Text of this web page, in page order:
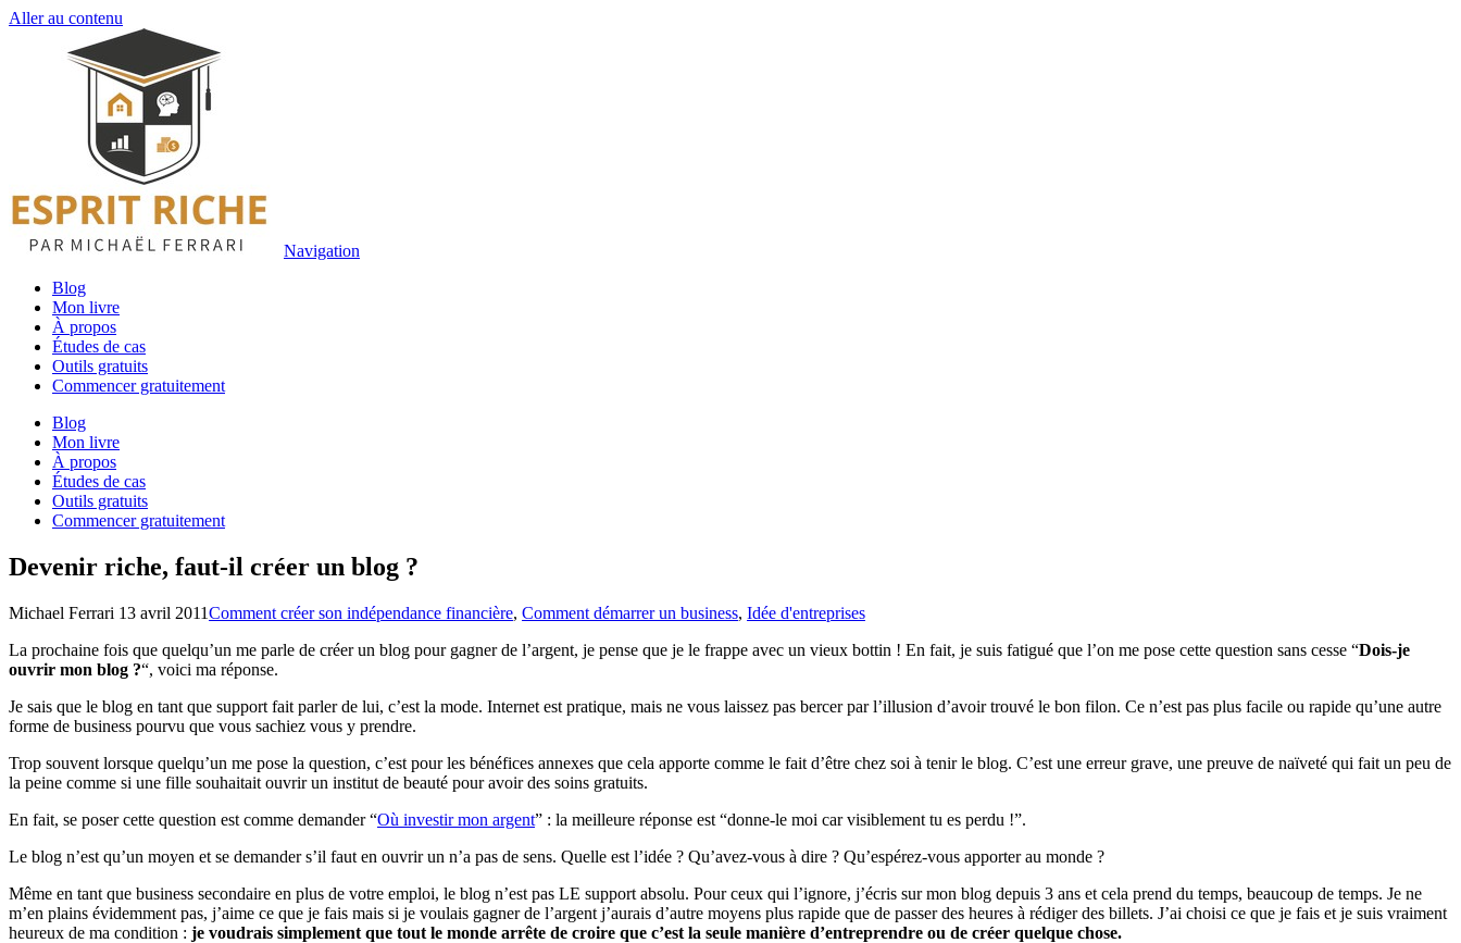
Aller au contenu
Navigation
Blog
Mon livre
À propos
Études de cas
Outils gratuits
Commencer gratuitement
Blog
Mon livre
À propos
Études de cas
Outils gratuits
Commencer gratuitement
Devenir riche, faut-il créer un blog ?
Michael Ferrari 13 avril 2011Comment créer son indépendance financière, Comment démarrer un business, Idée d'entreprises
La prochaine fois que quelqu’un me parle de créer un blog pour gagner de l’argent, je pense que je le frappe avec un vieux bottin ! En fait, je suis fatigué que l’on me pose cette question sans cesse “Dois-je
ouvrir mon blog ?“, voici ma réponse.
Je sais que le blog en tant que support fait parler de lui, c’est la mode. Internet est pratique, mais ne vous laissez pas bercer par l’illusion d’avoir trouvé le bon filon. Ce n’est pas plus facile ou rapide qu’une autre
forme de business pourvu que vous sachiez vous y prendre.
Trop souvent lorsque quelqu’un me pose la question, c’est pour les bénéfices annexes que cela apporte comme le fait d’être chez soi à tenir le blog. C’est une erreur grave, une preuve de naïveté qui fait un peu de
la peine comme si une fille souhaitait ouvrir un institut de beauté pour avoir des soins gratuits.
En fait, se poser cette question est comme demander “Où investir mon argent” : la meilleure réponse est “donne-le moi car visiblement tu es perdu !”.
Le blog n’est qu’un moyen et se demander s’il faut en ouvrir un n’a pas de sens. Quelle est l’idée ? Qu’avez-vous à dire ? Qu’espérez-vous apporter au monde ?
Même en tant que business secondaire en plus de votre emploi, le blog n’est pas LE support absolu. Pour ceux qui l’ignore, j’écris sur mon blog depuis 3 ans et cela prend du temps, beaucoup de temps. Je ne
m’en plains évidemment pas, j’aime ce que je fais mais si je voulais gagner de l’argent j’aurais d’autre moyens plus rapide que de passer des heures à rédiger des billets. J’ai choisi ce que je fais et je suis vraiment
heureux de ma condition : je voudrais simplement que tout le monde arrête de croire que c’est la seule manière d’entreprendre ou de créer quelque chose.